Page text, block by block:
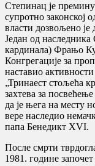
Степинац је
супротно законској
власти дозвољено је
Један од
кардинала) Фрањо
Конгрегације за
наставио
„Тринаест стољећа
захтева за
да је њега на месту
вере наследио
папа Бенедикт XVI.
После смрти
1981. године